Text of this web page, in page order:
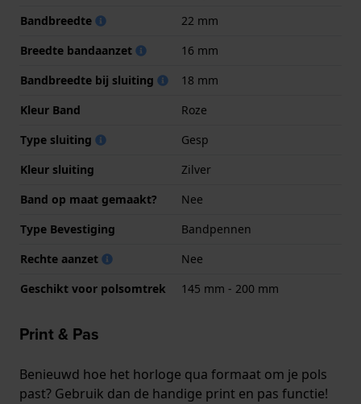
Bandbreedte
22 mm
Breedte bandaanzet
16 mm
Bandbreedte bij sluiting
18 mm
Kleur Band
Roze
Type sluiting
Gesp
Kleur sluiting
Zilver
Band op maat gemaakt?
Nee
Type Bevestiging
Bandpennen
Rechte aanzet
Nee
Geschikt voor polsomtrek
145 mm - 200 mm
Print & Pas
Benieuwd hoe het horloge qua formaat om je pols
past? Gebruik dan de handige print en pas functie!